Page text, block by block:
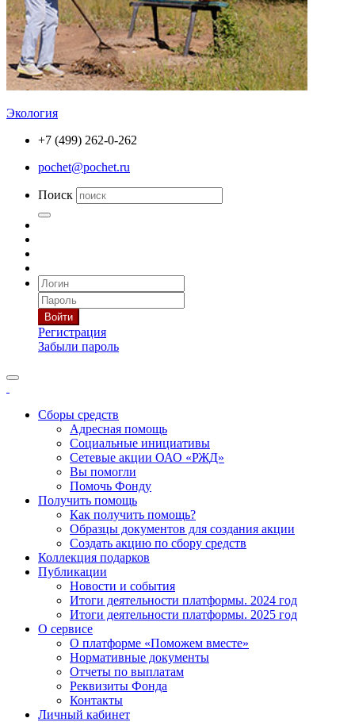
Экология
+7 (499) 262-0-262
pochet@pochet.ru
Поиск
Войти
Регистрация
Забыли пароль
Сборы средств
Адресная помощь
Социальные инициативы
Сетевые акции ОАО «РЖД»
Вы помогли
Помочь Фонду
Получить помощь
Как получить помощь?
Образцы документов для создания акции
Создать акцию по сбору средств
Коллекция подарков
Публикации
Новости и события
Итоги деятельности платформы. 2024 год
Итоги деятельности платформы. 2025 год
О сервисе
О платформе «Поможем вместе»
Нормативные документы
Отчеты по выплатам
Реквизиты Фонда
Контакты
Личный кабинет